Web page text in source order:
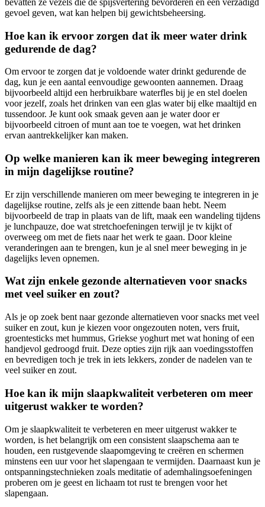
gevoel geven, wat kan helpen bij gewichtsbeheersing.
Hoe kan ik ervoor zorgen dat ik meer water drink
gedurende de dag?
Om ervoor te zorgen dat je voldoende water drinkt gedurende de
dag, kun je een aantal eenvoudige gewoonten aannemen. Draag
bijvoorbeeld altijd een herbruikbare waterfles bij je en stel doelen
voor jezelf, zoals het drinken van een glas water bij elke maaltijd en
tussendoor. Je kunt ook smaak geven aan je water door er
bijvoorbeeld citroen of munt aan toe te voegen, wat het drinken
ervan aantrekkelijker kan maken.
Op welke manieren kan ik meer beweging integreren
in mijn dagelijkse routine?
Er zijn verschillende manieren om meer beweging te integreren in je
dagelijkse routine, zelfs als je een zittende baan hebt. Neem
bijvoorbeeld de trap in plaats van de lift, maak een wandeling tijdens
je lunchpauze, doe wat stretchoefeningen terwijl je tv kijkt of
overweeg om met de fiets naar het werk te gaan. Door kleine
veranderingen aan te brengen, kun je al snel meer beweging in je
dagelijks leven opnemen.
Wat zijn enkele gezonde alternatieven voor snacks
met veel suiker en zout?
Als je op zoek bent naar gezonde alternatieven voor snacks met veel
suiker en zout, kun je kiezen voor ongezouten noten, vers fruit,
groentesticks met hummus, Griekse yoghurt met wat honing of een
handjevol gedroogd fruit. Deze opties zijn rijk aan voedingsstoffen
en bevredigen toch je trek in iets lekkers, zonder de nadelen van te
veel suiker en zout.
Hoe kan ik mijn slaapkwaliteit verbeteren om meer
uitgerust wakker te worden?
Om je slaapkwaliteit te verbeteren en meer uitgerust wakker te
worden, is het belangrijk om een consistent slaapschema aan te
houden, een rustgevende slaapomgeving te creëren en schermen
minstens een uur voor het slapengaan te vermijden. Daarnaast kun je
ontspanningstechnieken zoals meditatie of ademhalingsoefeningen
proberen om je geest en lichaam tot rust te brengen voor het
slapengaan.